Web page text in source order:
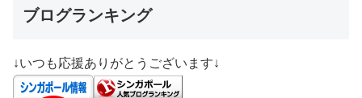
ブログランキング
↓いつも応援ありがとうございます↓